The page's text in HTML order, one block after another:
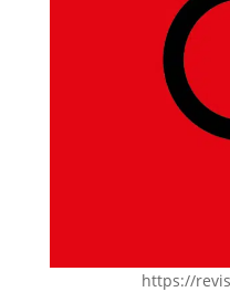
https://